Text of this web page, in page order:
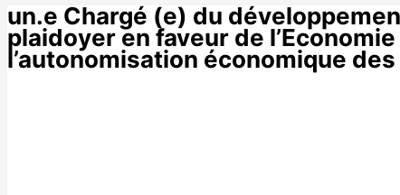
un.e Chargé (e) du
plaidoyer en faveur de
l’autonomisation économique